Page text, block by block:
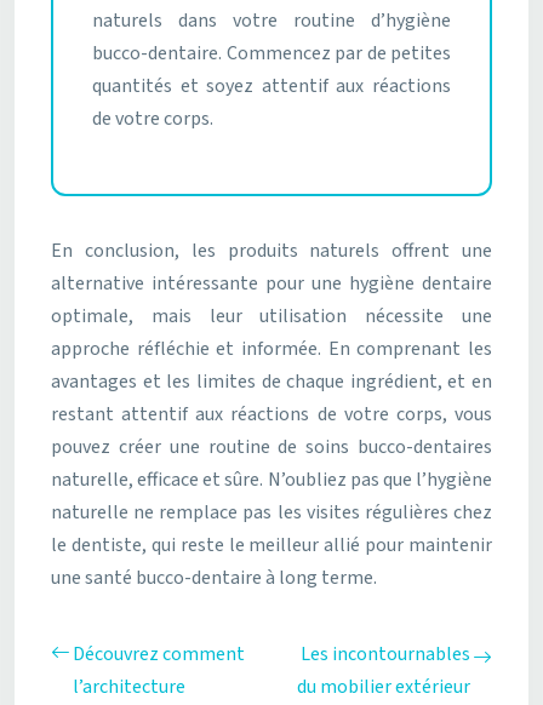
naturels dans votre routine d’hygiène
bucco-dentaire. Commencez par de petites
quantités et soyez attentif aux réactions
de votre corps.
En conclusion, les produits naturels offrent une
alternative intéressante pour une hygiène dentaire
optimale, mais leur utilisation nécessite une
approche réfléchie et informée. En comprenant les
avantages et les limites de chaque ingrédient, et en
restant attentif aux réactions de votre corps, vous
pouvez créer une routine de soins bucco-dentaires
naturelle, efficace et sûre. N’oubliez pas que l’hygiène
naturelle ne remplace pas les visites régulières chez
le dentiste, qui reste le meilleur allié pour maintenir
une santé bucco-dentaire à long terme.
Découvrez comment
l’architecture
Les incontournables
du mobilier extérieur